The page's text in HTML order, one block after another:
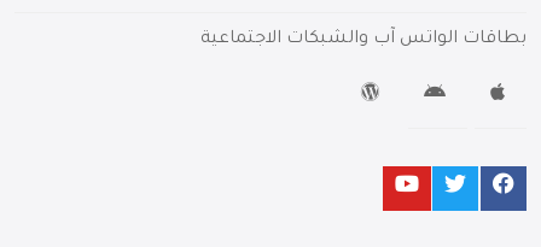
بطاقات الواتس آب والشبكات الاجتماعية